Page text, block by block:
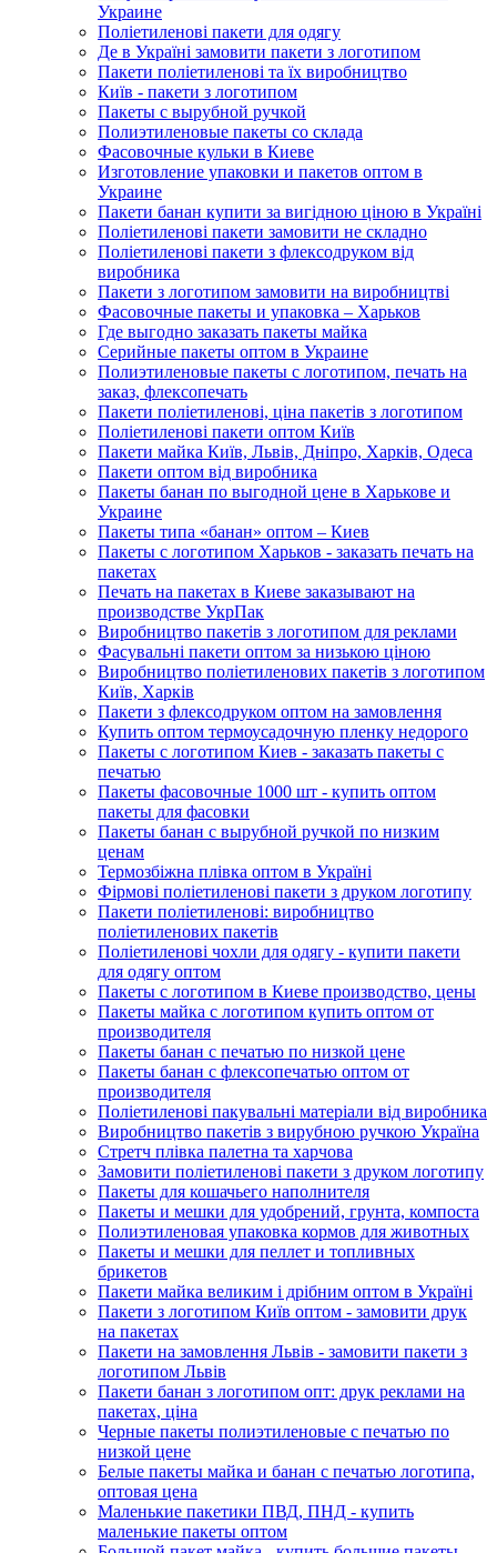
Украине
Поліетиленові пакети для одягу
Де в Україні замовити пакети з логотипом
Пакети поліетиленові та їх виробництво
Київ - пакети з логотипом
Пакеты с вырубной ручкой
Полиэтиленовые пакеты со склада
Фасовочные кульки в Киеве
Изготовление упаковки и пакетов оптом в
Украине
Пакети банан купити за вигідною ціною в Україні
Поліетиленові пакети замовити не складно
Поліетиленові пакети з флексодруком від
виробника
Пакети з логотипом замовити на виробництві
Фасовочные пакеты и упаковка – Харьков
Где выгодно заказать пакеты майка
Серийные пакеты оптом в Украине
Полиэтиленовые пакеты с логотипом, печать на
заказ, флексопечать
Пакети поліетиленові, ціна пакетів з логотипом
Поліетиленові пакети оптом Київ
Пакети майка Київ, Львів, Дніпро, Харків, Одеса
Пакети оптом від виробника
Пакеты банан по выгодной цене в Харькове и
Украине
Пакеты типа «банан» оптом – Киев
Пакеты с логотипом Харьков - заказать печать на
пакетах
Печать на пакетах в Киеве заказывают на
производстве УкрПак
Виробництво пакетів з логотипом для реклами
Фасувальні пакети оптом за низькою ціною
Виробництво поліетиленових пакетів з логотипом
Київ, Харків
Пакети з флексодруком оптом на замовлення
Купить оптом термоусадочную пленку недорого
Пакеты с логотипом Киев - заказать пакеты с
печатью
Пакеты фасовочные 1000 шт - купить оптом
пакеты для фасовки
Пакеты банан с вырубной ручкой по низким
ценам
Термозбіжна плівка оптом в Україні
Фірмові поліетиленові пакети з друком логотипу
Пакети поліетиленові: виробництво
поліетиленових пакетів
Поліетиленові чохли для одягу - купити пакети
для одягу оптом
Пакеты с логотипом в Киеве производство, цены
Пакеты майка с логотипом купить оптом от
производителя
Пакеты банан с печатью по низкой цене
Пакеты банан с флексопечатью оптом от
производителя
Поліетиленові пакувальні матеріали від виробника
Виробництво пакетів з вирубною ручкою Україна
Стретч плівка палетна та харчова
Замовити поліетиленові пакети з друком логотипу
Пакеты для кошачьего наполнителя
Пакеты и мешки для удобрений, грунта, компоста
Полиэтиленовая упаковка кормов для животных
Пакеты и мешки для пеллет и топливных
брикетов
Пакети майка великим і дрібним оптом в Україні
Пакети з логотипом Київ оптом - замовити друк
на пакетах
Пакети на замовлення Львів - замовити пакети з
логотипом Львів
Пакети банан з логотипом опт: друк реклами на
пакетах, ціна
Черные пакеты полиэтиленовые с печатью по
низкой цене
Белые пакеты майка и банан с печатью логотипа,
оптовая цена
Маленькие пакетики ПВД, ПНД - купить
маленькие пакеты оптом